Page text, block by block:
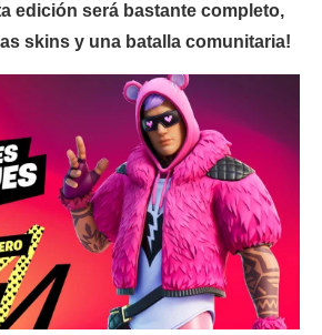
edición será bastante completo,
skins y una batalla comunitaria!